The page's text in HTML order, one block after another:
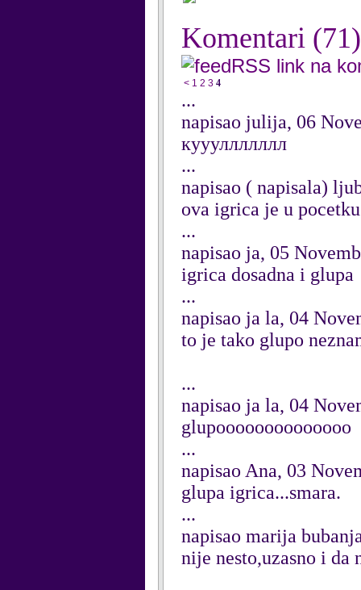
Komentari (71)
RSS link na
< 1 2 3 4
...
napisao julija, 06
куууллллллл
...
napisao ( napisala)
ova igrica je u
...
napisao ja, 05
igrica dosadna i glupa
...
napisao ja la, 04
to je tako glupo
...
napisao ja la, 04
glupoooooooooooooo
...
napisao Ana, 03
glupa igrica...smara.
...
napisao marija
nije nesto,uzasno i da